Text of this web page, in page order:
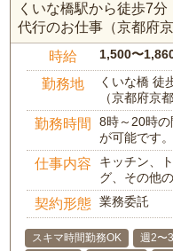
くいな橋駅から徒歩7
代行のお仕事（京都府
時給 1,500〜
勤務地
くいな橋 徒
（京都府京
勤務時間
8時～20時
が可能です
仕事内容
キッチン、
グ、その他
契約形態 業務委託
スキマ時間勤務OK 週2〜